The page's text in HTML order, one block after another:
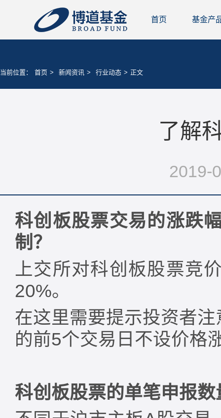
首页 基金产
当前位置： 首页 > 新闻资讯 > 行业动态 > 正文
了解
2019-
科创板股票交易的涨跌
制？
上交所对科创板股票竞
20%。
在这里需要提示投资者
的前5个交易日不设价格
科创板股票的单笔申报